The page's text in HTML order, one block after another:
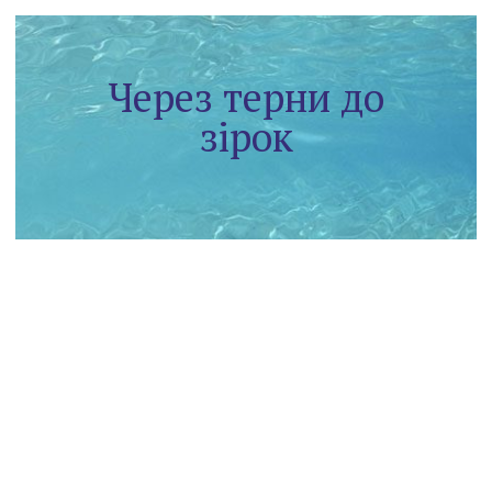
Через терни до
зірок